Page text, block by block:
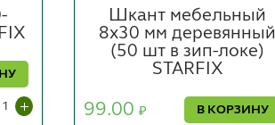
Шкант мебельный
8х30 мм деревянный
(50 шт в зип-локе)
STARFIX
99.00₽ В КОРЗИНУ